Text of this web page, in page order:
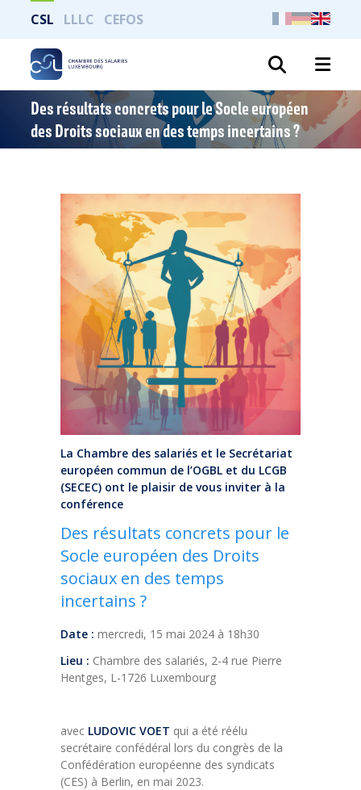
CSL LLLC CEFOS
Des résultats concrets pour le Socle européen
des Droits sociaux en des temps incertains ?
La Chambre des salariés et le Secrétariat
européen commun de l’OGBL et du LCGB
(SECEC) ont le plaisir de vous inviter à la
conférence
Des résultats concrets pour le
Socle européen des Droits
sociaux en des temps
incertains ?
Date : mercredi, 15 mai 2024 à 18h30
Lieu : Chambre des salariés, 2-4 rue Pierre
Hentges, L-1726 Luxembourg
avec LUDOVIC VOET qui a été réélu
secrétaire confédéral lors du congrès de la
Confédération européenne des syndicats
(CES) à Berlin, en mai 2023.